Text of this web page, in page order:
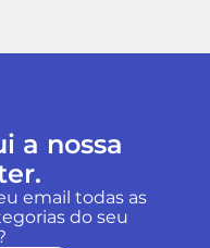
a nossa
email todas as
do seu